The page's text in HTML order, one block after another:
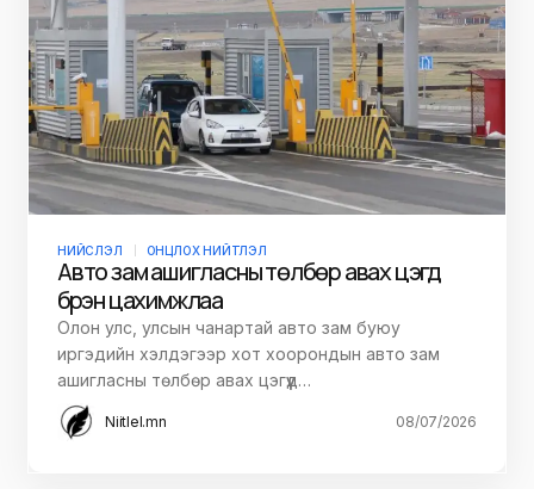
НИЙСЛЭЛ ОНЦЛОХ НИЙТЛЭЛ
Авто зам ашигласны төлбөр авах цэгүүд
бүрэн цахимжлаа
Олон улс, улсын чанартай авто зам буюу
иргэдийн хэлдэгээр хот хоорондын авто зам
ашигласны төлбөр авах цэгүүд…
Niitlel.mn 08/07/2026